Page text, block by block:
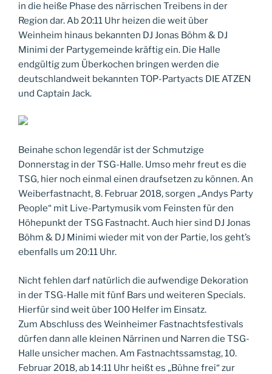
in die heiße Phase des närrischen Treibens in der
Region dar. Ab 20:11 Uhr heizen die weit über
Weinheim hinaus bekannten DJ Jonas Böhm & DJ
Minimi der Partygemeinde kräftig ein. Die Halle
endgültig zum Überkochen bringen werden die
deutschlandweit bekannten TOP-Partyacts DIE ATZEN
und Captain Jack.
Beinahe schon legendär ist der Schmutzige
Donnerstag in der TSG-Halle. Umso mehr freut es die
TSG, hier noch einmal einen draufsetzen zu können. An
Weiberfastnacht, 8. Februar 2018, sorgen „Andys Party
People“ mit Live-Partymusik vom Feinsten für den
Höhepunkt der TSG Fastnacht. Auch hier sind DJ Jonas
Böhm & DJ Minimi wieder mit von der Partie, los geht’s
ebenfalls um 20:11 Uhr.
Nicht fehlen darf natürlich die aufwendige Dekoration
in der TSG-Halle mit fünf Bars und weiteren Specials.
Hierfür sind weit über 100 Helfer im Einsatz.
Zum Abschluss des Weinheimer Fastnachtsfestivals
dürfen dann alle kleinen Närrinen und Narren die TSG-
Halle unsicher machen. Am Fastnachtssamstag, 10.
Februar 2018, ab 14:11 Uhr heißt es „Bühne frei“ zur